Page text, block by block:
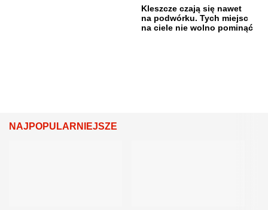
Kleszcze czają się nawet
na podwórku. Tych miejsc
na ciele nie wolno pominąć
NAJPOPULARNIEJSZE